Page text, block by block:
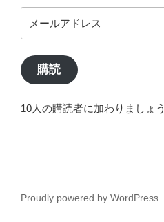
ー
ア
ド
ス
購読
10人の購読者に加わりましょう
Proudly powered by WordPress